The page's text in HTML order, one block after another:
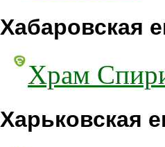
Хабаровская
Храм
Харьковская